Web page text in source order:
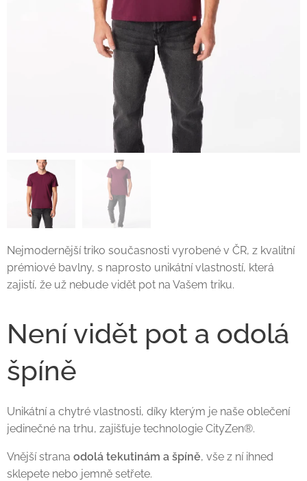
Nejmodernější triko současnosti vyrobené v ČR, z kvalitní
prémiové bavlny, s naprosto unikátní vlastností, která
zajistí, že už nebude vidět pot na Vašem triku.
Není vidět pot a odolá
špíně
Unikátní a chytré vlastnosti, díky kterým je naše oblečení
jedinečné na trhu, zajišťuje technologie CityZen®.
Vnější strana odolá tekutinám a špíně, vše z ní ihned
sklepete nebo jemně setřete.